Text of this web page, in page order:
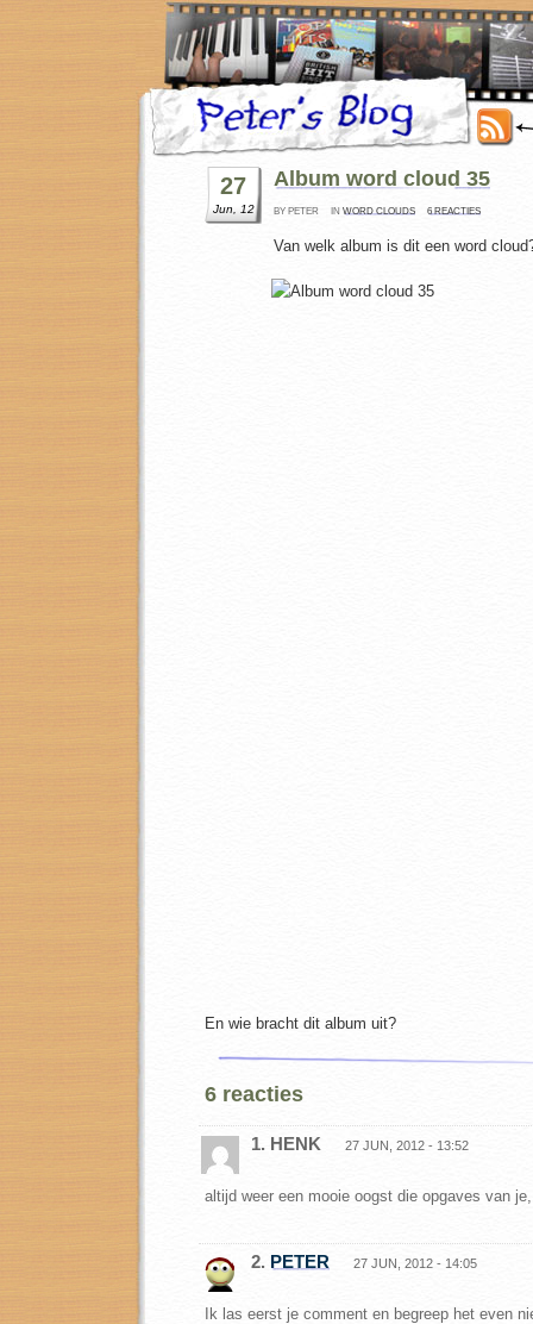
27
Jun, 12
Album word cloud 35
BY PETER IN WORD CLOUDS 6 REACTIES
Van welk album is dit een word
En wie bracht dit album uit?
6 reacties
1. HENK 27 JUN, 2012 - 13:52
altijd weer een mooie oogst die opgaves van
2. PETER 27 JUN, 2012 - 14:05
Ik las eerst je comment en begreep het even